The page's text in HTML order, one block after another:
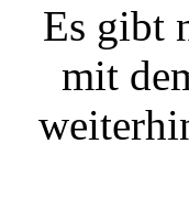
Es gibt
mit